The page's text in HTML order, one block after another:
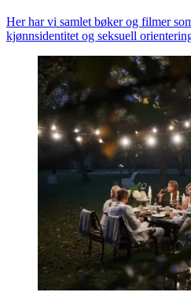
Her har vi samlet bøker og filmer
kjønnsidentitet og seksuell